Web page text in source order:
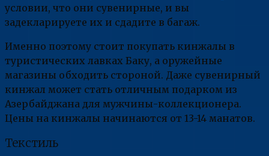
условии, что они сувенирные, и вы
задекларируете их и сдадите в багаж.
Именно поэтому стоит покупать кинжалы в
туристических лавках Баку, а оружейные
магазины обходить стороной. Даже сувенирный
кинжал может стать отличным подарком из
Азербайджана для мужчины-коллекционера.
Цены на кинжалы начинаются от 13-14 манатов.
Текстиль